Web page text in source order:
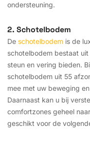
ondersteuning.
2. Schotelbodem
De schotelbodem is de
schotelbodem bestaat
steun en vering bieden.
schotelbodem uit 55
mee met uw beweging
Daarnaast kan u bij
comfortzones geheel
geschikt voor de